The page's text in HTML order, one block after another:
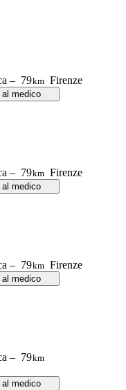
– 79km Firenze
al medico
– 79km Firenze
al medico
– 79km Firenze
al medico
– 79km
al medico